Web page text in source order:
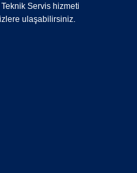
Teknik Servis hizmeti
ulaşabilirsiniz.